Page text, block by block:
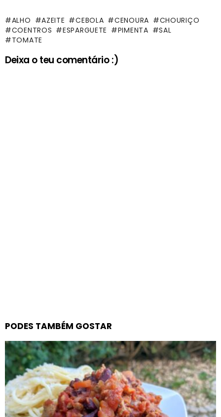
ALHO AZEITE CEBOLA CENOURA
CHOURIÇO
COENTROS
ESPARGUETE PIMENTA
SAL
TOMATE
Deixa o teu comentário :)
PODES TAMBÉM GOSTAR